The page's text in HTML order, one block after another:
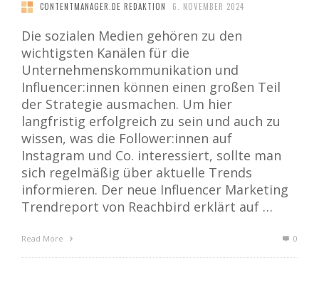
CONTENTMANAGER.DE REDAKTION 6. NOVEMBER 2024
Die sozialen Medien gehören zu den
wichtigsten Kanälen für die
Unternehmenskommunikation und
Influencer:innen können einen großen Teil
der Strategie ausmachen. Um hier
langfristig erfolgreich zu sein und auch zu
wissen, was die Follower:innen auf
Instagram und Co. interessiert, sollte man
sich regelmäßig über aktuelle Trends
informieren. Der neue Influencer Marketing
Trendreport von Reachbird erklärt auf …
Read More 0